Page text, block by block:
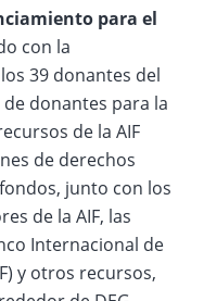
para el
con la
39 donantes del
donantes para la
de la AIF
de derechos
junto con los
de la AIF, las
Internacional de
y otros recursos,